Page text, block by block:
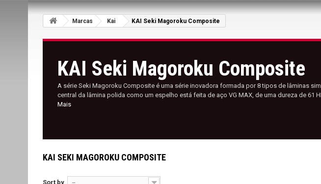
Marcas Kai KAI Seki Magoroku Composite
KAI Seki Magoroku Composite
A série Seki Magoroku Composite é uma série inovadora formada por 8 tipos de lâminas
central da lâmina polida como um espelho está feita de aço VG MAX, de uma dureza de 61
Mais
KAI SEKI MAGOROKU COMPOSITE
Sort by --